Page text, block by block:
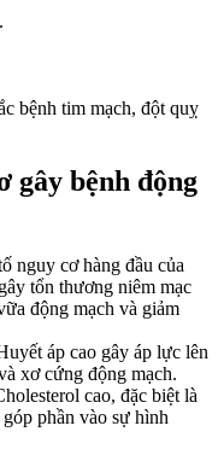
bệnh tim mạch, đột quỵ
gây bệnh động
nguy cơ hàng đầu của
tổn thương niêm mạc
động mạch và giảm
áp cao gây áp lực lên
xơ cứng động mạch.
cao, đặc biệt là
phần vào sự hình